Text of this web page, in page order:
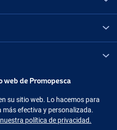
Instagram
web de Promopesca
su sitio web. Lo hacemos para
más efectiva y personalizada.
política de privacidad.